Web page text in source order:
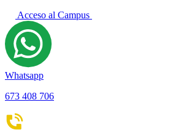
Acceso al Campus
Whatsapp
673 408 706